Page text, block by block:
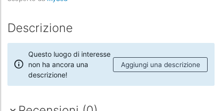
Descrizione
Questo luogo di interesse
non ha ancora una
descrizione!
Aggiungi una descrizione